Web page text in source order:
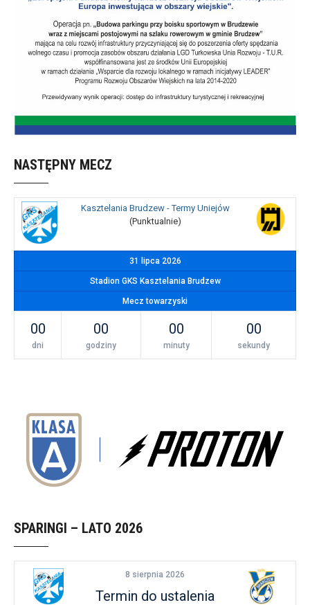
NASTĘPNY MECZ
Kasztelania Brudzew - Termy Uniejów
(Punktualnie)
31 lipca 2026
Stadion GKS Kasztelania Brudzew
Mecz towarzyski
00
dni
00
godziny
00
minuty
00
sekundy
SPARINGI – LATO 2026
8 sierpnia 2026
Termin do ustalenia